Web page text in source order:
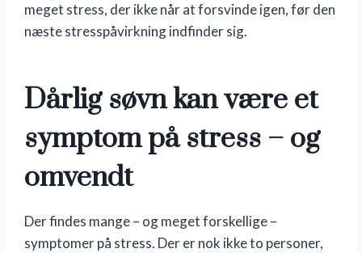
meget stress, der ikke når at forsvinde igen, før den
næste stresspåvirkning indfinder sig.
Dårlig søvn kan være et
symptom på stress – og
omvendt
Der findes mange – og meget forskellige –
symptomer på stress. Der er nok ikke to personer,